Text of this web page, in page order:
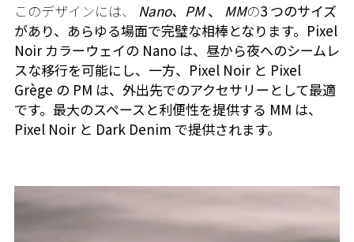
このデザインには、 Nano、PM 、 MMの3 つのサイズ
があり、あらゆる場面で完璧な相棒となります。Pixel
Noir カラーウェイの Nano は、昼から夜へのシームレ
スな移行を可能にし、一方、Pixel Noir と Pixel
Grège の PM は、外出先でのアクセサリーとして最適
です。最大のスペースと利便性を提供する MM は、
Pixel Noir と Dark Denim で提供されます。